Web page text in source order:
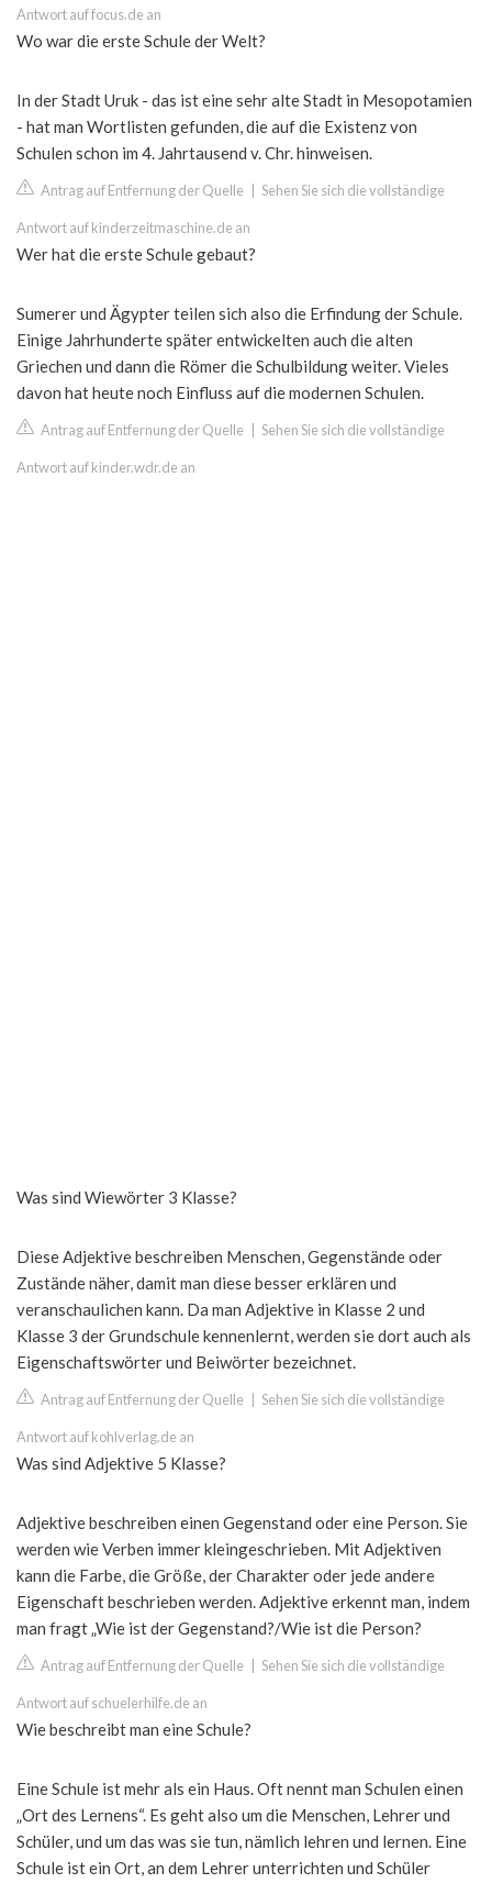
Antwort auf focus.de an
Wo war die erste Schule der Welt?
In der Stadt Uruk - das ist eine sehr alte Stadt in Mesopotamien
- hat man Wortlisten gefunden, die auf die Existenz von
Schulen schon im 4. Jahrtausend v. Chr. hinweisen.
Antrag auf Entfernung der Quelle Sehen Sie sich die vollständige
Antwort auf kinderzeitmaschine.de an
Wer hat die erste Schule gebaut?
Sumerer und Ägypter teilen sich also die Erfindung der Schule.
Einige Jahrhunderte später entwickelten auch die alten
Griechen und dann die Römer die Schulbildung weiter. Vieles
davon hat heute noch Einfluss auf die modernen Schulen.
Antrag auf Entfernung der Quelle Sehen Sie sich die vollständige
Antwort auf kinder.wdr.de an
Was sind Wiewörter 3 Klasse?
Diese Adjektive beschreiben Menschen, Gegenstände oder
Zustände näher, damit man diese besser erklären und
veranschaulichen kann. Da man Adjektive in Klasse 2 und
Klasse 3 der Grundschule kennenlernt, werden sie dort auch als
Eigenschaftswörter und Beiwörter bezeichnet.
Antrag auf Entfernung der Quelle Sehen Sie sich die vollständige
Antwort auf kohlverlag.de an
Was sind Adjektive 5 Klasse?
Adjektive beschreiben einen Gegenstand oder eine Person. Sie
werden wie Verben immer kleingeschrieben. Mit Adjektiven
kann die Farbe, die Größe, der Charakter oder jede andere
Eigenschaft beschrieben werden. Adjektive erkennt man, indem
man fragt „Wie ist der Gegenstand?/Wie ist die Person?
Antrag auf Entfernung der Quelle Sehen Sie sich die vollständige
Antwort auf schuelerhilfe.de an
Wie beschreibt man eine Schule?
Eine Schule ist mehr als ein Haus. Oft nennt man Schulen einen
„Ort des Lernens“. Es geht also um die Menschen, Lehrer und
Schüler, und um das was sie tun, nämlich lehren und lernen. Eine
Schule ist ein Ort, an dem Lehrer unterrichten und Schüler